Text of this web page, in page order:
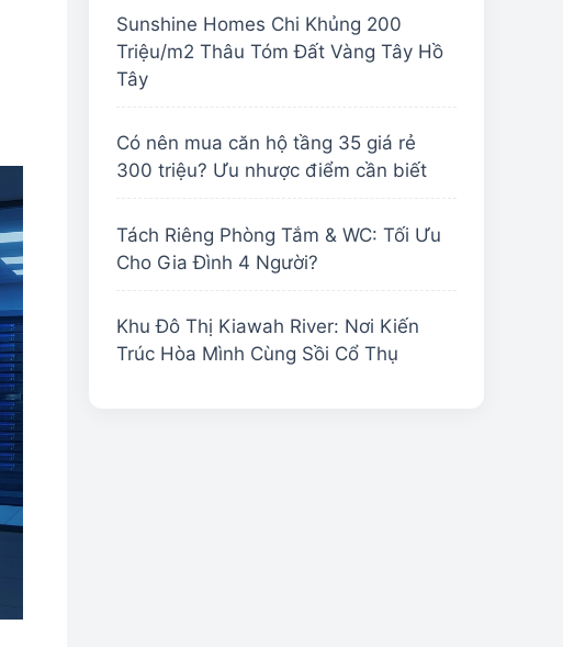
Sunshine Homes Chi Khủng 200
Triệu/m2 Thâu Tóm Đất Vàng Tây Hồ
Tây
Có nên mua căn hộ tầng 35 giá rẻ
300 triệu? Ưu nhược điểm cần biết
Tách Riêng Phòng Tắm & WC: Tối Ưu
Cho Gia Đình 4 Người?
Khu Đô Thị Kiawah River: Nơi Kiến
Trúc Hòa Mình Cùng Sồi Cổ Thụ